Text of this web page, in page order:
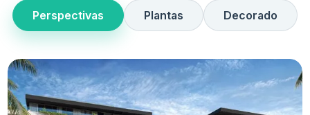
Perspectivas Plantas Decorado